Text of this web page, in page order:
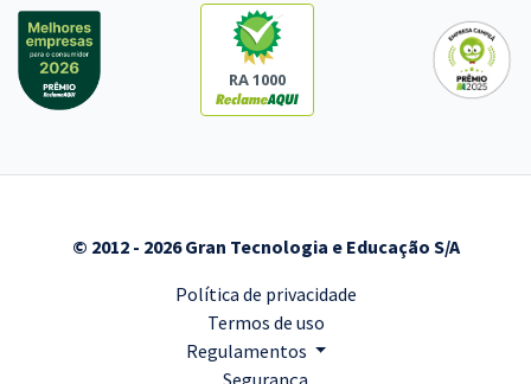
RA 1000
© 2012 - 2026 Gran Tecnologia e Educação S/A
Política de privacidade
Termos de uso
Regulamentos
Segurança